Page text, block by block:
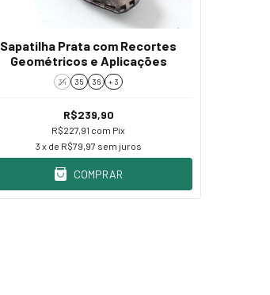
Sapatilha Prata com Recortes
Geométricos e Aplicações
34 35 36 + 3
R$239,90
R$227,91 com Pix
3 x de R$79,97 sem juros
COMPRAR